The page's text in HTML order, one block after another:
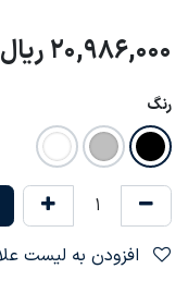
20,986,000 ریال
رنگ